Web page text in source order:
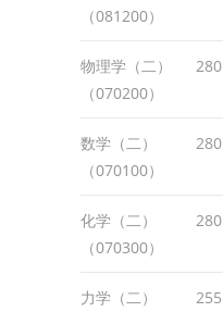
（081200）
物理学（二）
（070200）
280
数学（二）
（070100）
280
化学（二）
（070300）
280
力学（二）
255